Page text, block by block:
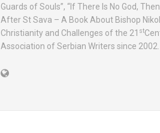
Guards of Souls”, “If There Is No God,
After St Sava – A Book About Bishop
Christianity and Challenges of the 21 st
Association of Serbian Writers since 2002.